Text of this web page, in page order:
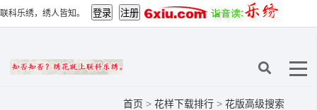
联科乐绣，绣人皆知。
首页 > 花样下载排行 > 花版高级搜索